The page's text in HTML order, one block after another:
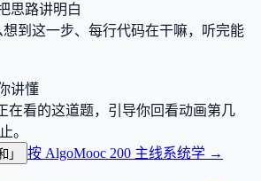
思路讲明白
想到这一步、每行代码在干嘛，听完能
讲懂
在看的这道题，引导你回看动画第几
。
」 按 AlgoMooc 200 主线系统学 →